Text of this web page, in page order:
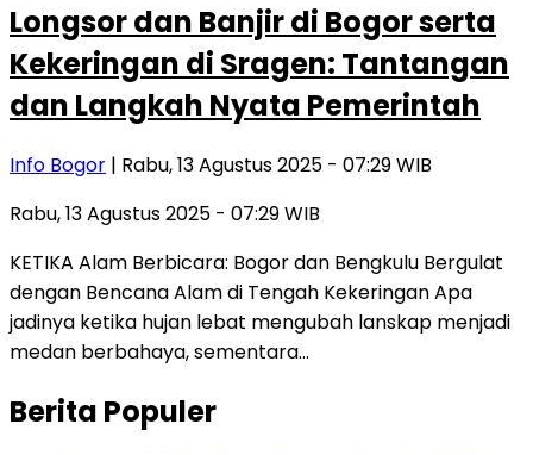
Longsor dan Banjir di Bogor serta
Kekeringan di Sragen: Tantangan
dan Langkah Nyata Pemerintah
Info Bogor | Rabu, 13 Agustus 2025 - 07:29 WIB
Rabu, 13 Agustus 2025 - 07:29 WIB
KETIKA Alam Berbicara: Bogor dan Bengkulu Bergulat
dengan Bencana Alam di Tengah Kekeringan Apa
jadinya ketika hujan lebat mengubah lanskap menjadi
medan berbahaya, sementara…
Berita Populer